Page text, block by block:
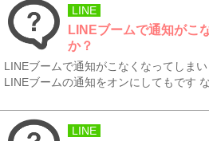
LINE
LINEブームで通知がこ
か？
LINEブームで通知がこなくなってしま
LINEブームの通知をオンにしてもです
LINE